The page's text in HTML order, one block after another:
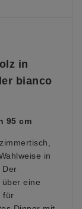
in
bianco
95 cm
in
Der
eine
für